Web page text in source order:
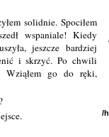
solidnie. Spociłem
wspaniale! Kiedy
jeszcze bardziej
i skrzyć. Po chwili
Wziąłem go do ręki,
/